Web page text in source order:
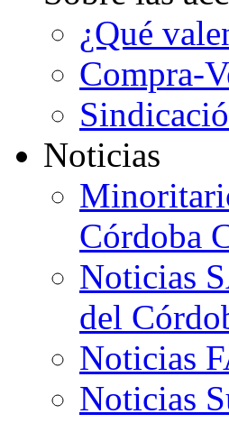
¿Qué
Compra-
Noticias
Córdoba
Noticias
del
Noticias
Noticias